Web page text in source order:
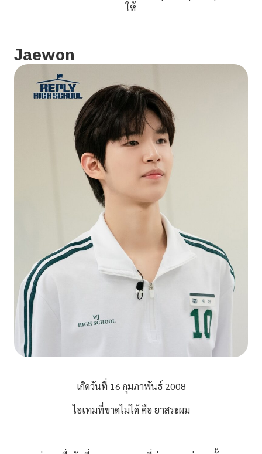
ให้
Jaewon
เกิดวันที่ 16 กุมภาพันธ์ 2008
ไอเทมที่ขาดไม่ได้ คือ ยาสระผม